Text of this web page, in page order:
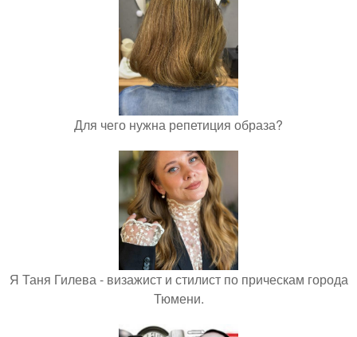
Для чего нужна репетиция образа?
Я Таня Гилева - визажист и стилист по прическам города
Тюмени.